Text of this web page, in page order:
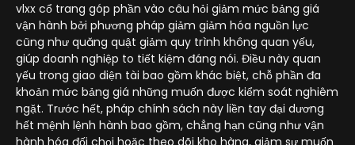
vlxx cổ trang góp phần vào câu hỏi giảm mức bảng giá
vận hành bởi phương pháp giảm giảm hóa nguồn lực
cũng như quăng quật giảm quy trình không quan yếu,
giúp doanh nghiệp to tiết kiệm đáng nói. Điều này quan
yếu trong giao diện tài bao gồm khác biệt, chỗ phần đa
khoản mức bảng giá những muốn được kiểm soát nghiêm
ngặt. Trước hết, pháp chính sách này liền tay đại dương
hết mệnh lệnh hành bao gồm, chẳng hạn cũng như vận